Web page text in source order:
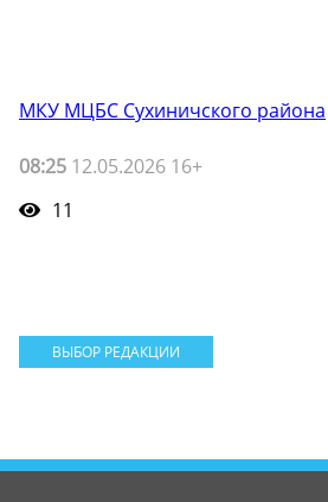
МКУ МЦБС Сухиничского района
08:25 12.05.2026 16+
11
ВЫБОР РЕДАКЦИИ